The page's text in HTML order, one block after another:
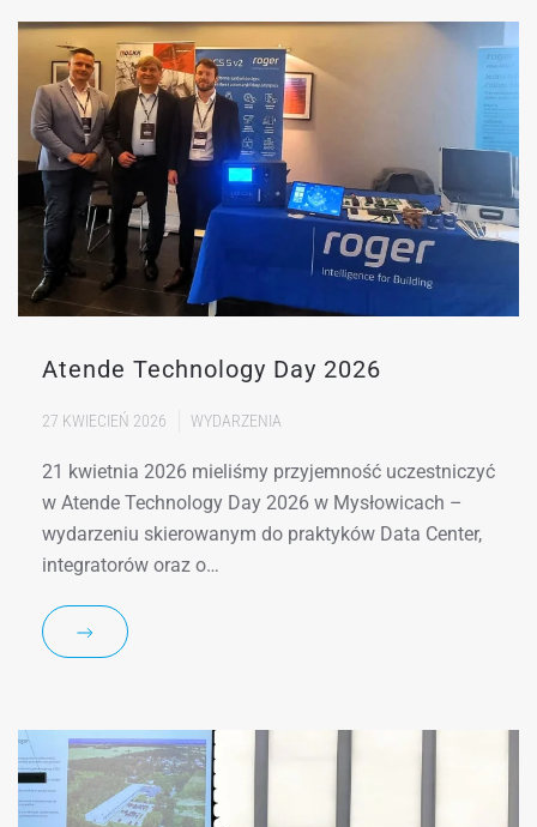
Atende Technology Day 2026
27 KWIECIEŃ 2026 WYDARZENIA
21 kwietnia 2026 mieliśmy przyjemność uczestniczyć
w Atende Technology Day 2026 w Mysłowicach –
wydarzeniu skierowanym do praktyków Data Center,
integratorów oraz o…